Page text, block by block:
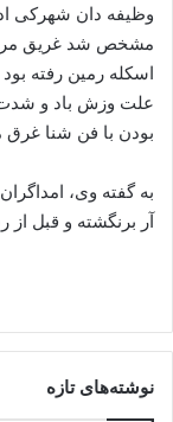
وظیفه دان شهرکی
اسکله رمین رفته
علت وزش باد و شدت
بودن با فن شنا
به گفته وی،
آر برنگشته و قبل
نوشته‌های تازه